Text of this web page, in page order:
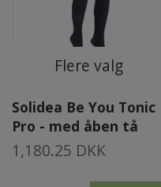
Flere valg
Solidea Be You Tonic
Pro - med åben tå
1,180.25 DKK